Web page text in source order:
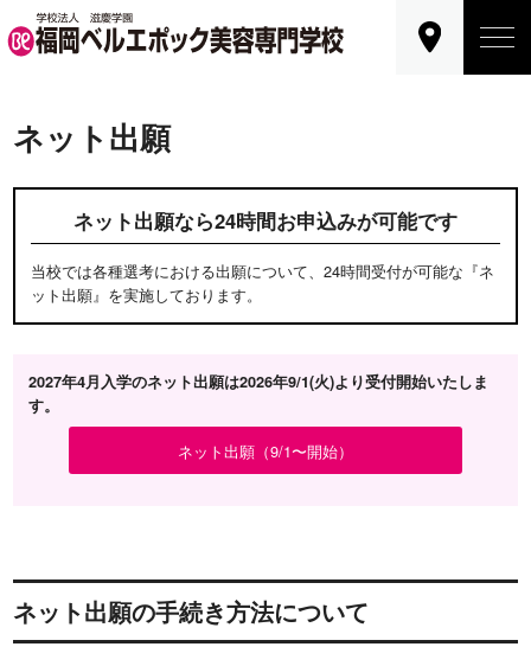
ネット出願
ネット出願なら24時間お申込みが可能です
当校では各種選考における出願について、24時間受付が可能な『ネ
ット出願』を実施しております。
2027年4月入学のネット出願は2026年9/1(火)より受付開始いたしま
す。
ネット出願（9/1〜開始）
ネット出願の手続き方法について